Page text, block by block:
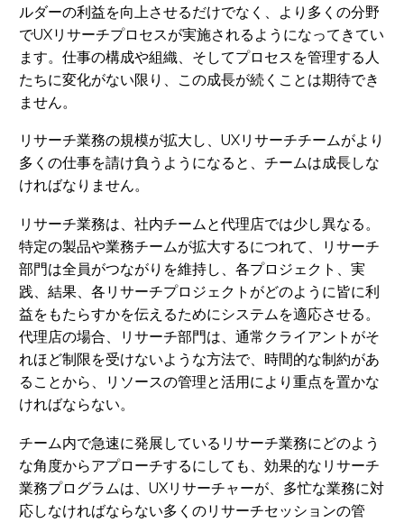
ルダーの利益を向上させるだけでなく、より多くの分野
でUXリサーチプロセスが実施されるようになってきてい
ます。仕事の構成や組織、そしてプロセスを管理する人
たちに変化がない限り、この成長が続くことは期待でき
ません。
リサーチ業務の規模が拡大し、UXリサーチチームがより
多くの仕事を請け負うようになると、チームは成長しな
ければなりません。
リサーチ業務は、社内チームと代理店では少し異なる。
特定の製品や業務チームが拡大するにつれて、リサーチ
部門は全員がつながりを維持し、各プロジェクト、実
践、結果、各リサーチプロジェクトがどのように皆に利
益をもたらすかを伝えるためにシステムを適応させる。
代理店の場合、リサーチ部門は、通常クライアントがそ
れほど制限を受けないような方法で、時間的な制約があ
ることから、リソースの管理と活用により重点を置かな
ければならない。
チーム内で急速に発展しているリサーチ業務にどのよう
な角度からアプローチするにしても、効果的なリサーチ
業務プログラムは、UXリサーチャーが、多忙な業務に対
応しなければならない多くのリサーチセッションの管